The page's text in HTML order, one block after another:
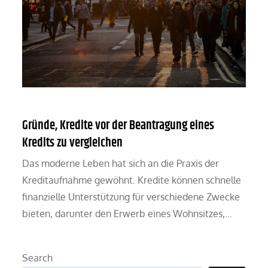
Gründe, Kredite vor der Beantragung eines
Kredits zu vergleichen
Das moderne Leben hat sich an die Praxis der
Kreditaufnahme gewöhnt. Kredite können schnelle
finanzielle Unterstützung für verschiedene Zwecke
bieten, darunter den Erwerb eines Wohnsitzes,…
Search